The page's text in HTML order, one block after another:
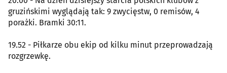
gruzińskimi wyglądają tak: 9 zwycięstw, 0 remisów, 4
porażki. Bramki 30:11.
19.52 - Piłkarze obu ekip od kilku minut przeprowadzają
rozgrzewkę.